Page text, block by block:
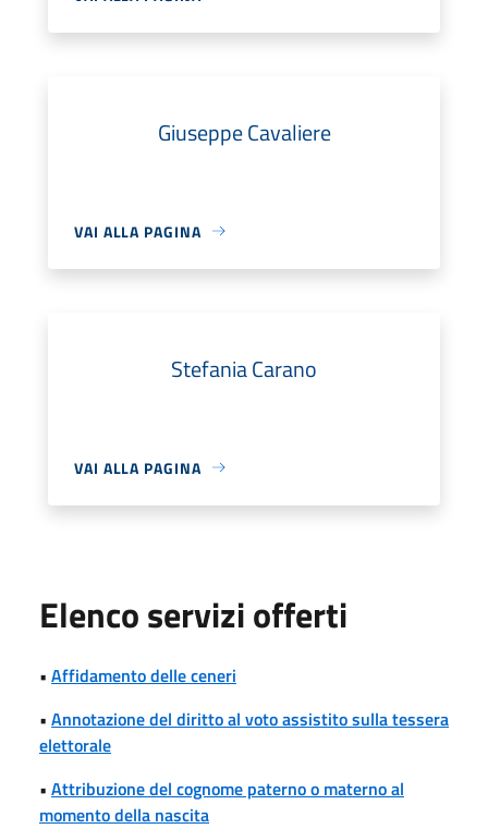
Giuseppe Cavaliere
VAI ALLA PAGINA
Stefania Carano
VAI ALLA PAGINA
Elenco servizi offerti
• Affidamento delle ceneri
• Annotazione del diritto al voto assistito sulla tessera
elettorale
• Attribuzione del cognome paterno o materno al
momento della nascita